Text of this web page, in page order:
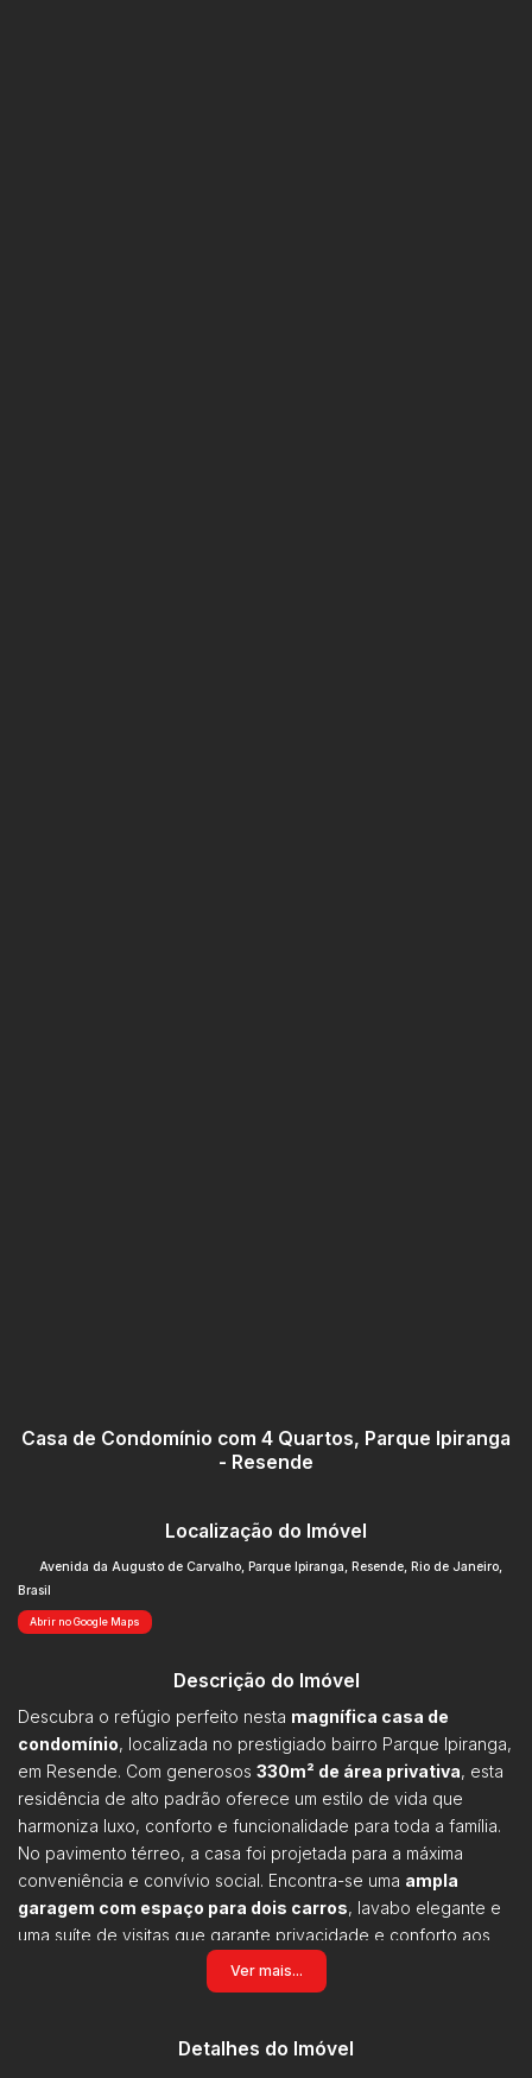
Casa de Condomínio com 4 Quartos, Parque Ipiranga
- Resende
Localização do Imóvel
Avenida da Augusto de Carvalho, Parque Ipiranga, Resende, Rio de Janeiro,
Brasil
Abrir no Google Maps
Descrição do Imóvel
Descubra o refúgio perfeito nesta magnífica casa de
condomínio, localizada no prestigiado bairro Parque Ipiranga,
em Resende. Com generosos 330m² de área privativa, esta
residência de alto padrão oferece um estilo de vida que
harmoniza luxo, conforto e funcionalidade para toda a família.
No pavimento térreo, a casa foi projetada para a máxima
conveniência e convívio social. Encontra-se uma ampla
garagem com espaço para dois carros, lavabo elegante e
uma suíte de visitas que garante privacidade e conforto aos
seus convidados. A área social é um espetáculo à parte, com
sala de TV integrada à sala de jantar e cozinha
Complementando o andar, há uma prática despensa e uma
Ver mais...
Detalhes do Imóvel